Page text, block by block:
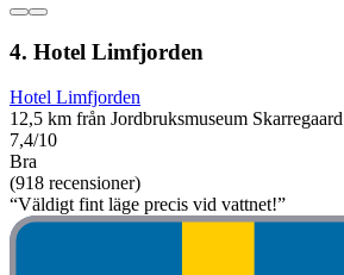
4. Hotel Limfjorden
Hotel Limfjorden
12,5 km från Jordbruksmuseum Skarregaard
7,4/10
Bra
(918 recensioner)
“Väldigt fint läge precis vid vattnet!”